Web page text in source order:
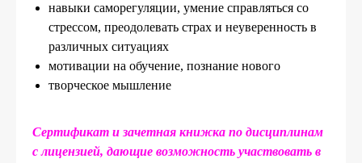
навыки саморегуляции, умение справляться со
стрессом, преодолевать страх и неуверенность в
различных ситуациях
мотивации на обучение, познание нового
творческое мышление
Сертификат и зачетная книжка по дисциплинам
с лицензией, дающие возможность участвовать в